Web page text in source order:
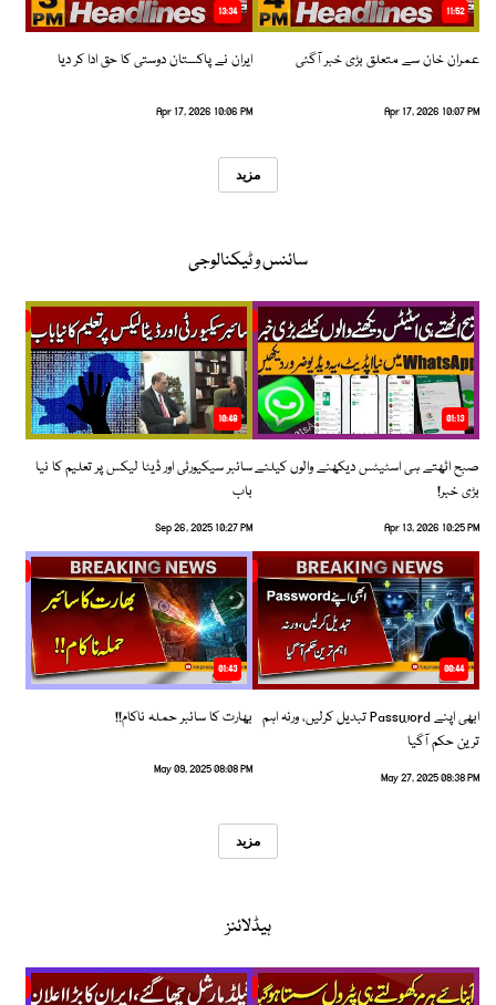
11:52
عمران خان سے متعلق بڑی خبر آگئی
Apr 17, 2026 10:07 PM
13:34
ایران نے پاکستان دوستی کا حق ادا کر دیا
Apr 17, 2026 10:06 PM
مزید
سائنس و ٹیکنالوجی
01:13
صبح اٹھتے ہی اسٹیٹس دیکھنے والوں کیلئے
بڑی خبر!
Apr 13, 2026 10:25 PM
10:48
سائبر سیکیورٹی اور ڈیٹا لیکس پر تعلیم کا نیا
باب
Sep 26, 2025 10:27 PM
00:44
ابھی اپنے Password تبدیل کرلیں، ورنہ اہم
ترین حکم آگیا
May 27, 2025 08:38 PM
01:43
بھارت کا سائبر حملہ ناکام!!
May 09, 2025 08:08 PM
مزید
ہیڈلائنز